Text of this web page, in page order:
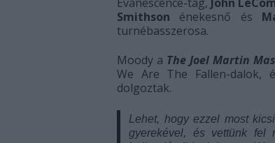
Smithson énekesnő és
turnébasszerosa.
Moody a The Joel Martin
We Are The Fallen-dalok,
dolgoztak.
Lehet, hogy ezzel most
gyerekével, és vettünk fel